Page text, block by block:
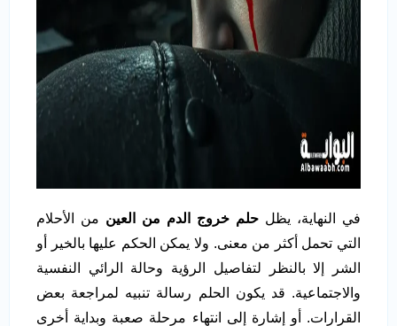
في النهاية، يظل حلم خروج الدم من العين من الأحلام
التي تحمل أكثر من معنى. ولا يمكن الحكم عليها بالخير أو
الشر إلا بالنظر لتفاصيل الرؤية وحالة الرائي النفسية
والاجتماعية. قد يكون الحلم رسالة تنبيه لمراجعة بعض
القرارات. أو إشارة إلى انتهاء مرحلة صعبة وبداية أخرى